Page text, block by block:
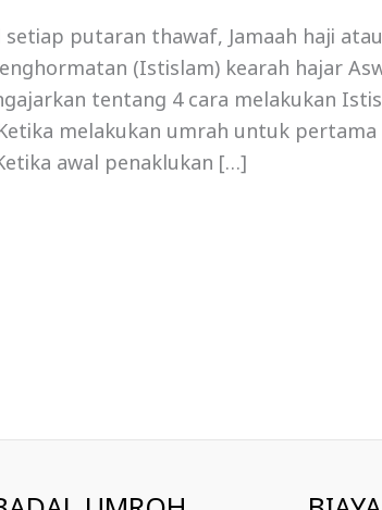
setiap putaran thawaf, Jamaah haji
(Istislam) kearah hajar
tentang 4 cara melakukan
melakukan umrah untuk
awal penaklukan […]